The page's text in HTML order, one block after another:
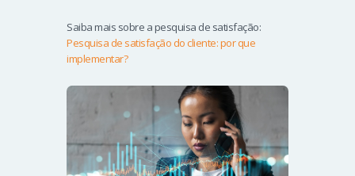
Saiba mais sobre a pesquisa de satisfação:
Pesquisa de satisfação do cliente: por que
implementar?